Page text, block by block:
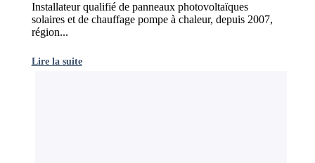
Installateur qualifié de panneaux photovoltaïques
solaires et de chauffage pompe à chaleur, depuis 2007,
région...
Lire la suite